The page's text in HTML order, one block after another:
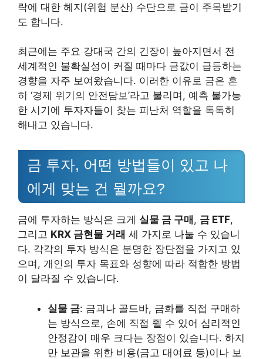
락에 대한 헤지(위험 분산) 수단으로 금이 주목받기
도 합니다.
최근에는 주요 강대국 간의 긴장이 높아지면서 전
세계적인 불확실성이 커질 때마다 금값이 급등하는
경향을 자주 보여왔습니다. 이러한 이유로 금은 흔
히 ‘경제 위기의 안전담보’라고 불리며, 예측 불가능
한 시기에 투자자들이 찾는 피난처 역할을 톡톡히
해내고 있습니다.
금 투자, 어떤 방법들이 있고 나
에게 맞는 건 뭘까요?
금에 투자하는 방식은 크게 실물 금 구매 , 금 ETF,
그리고 KRX 금현물 거래 세 가지로 나눌 수 있습니
다. 각각의 투자 방식은 분명한 장단점을 가지고 있
으며, 개인의 투자 목표와 성향에 따라 적합한 방법
이 달라질 수 있습니다.
실물 금: 금괴나 골드바, 금화를 직접 구매하
는 방식으로, 손에 직접 쥘 수 있어 심리적인
안정감이 매우 크다는 장점이 있습니다. 하지
만 보관을 위한 비용(금고 대여료 등)이나 보